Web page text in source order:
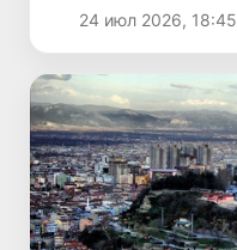
24 июл 2026, 18:45